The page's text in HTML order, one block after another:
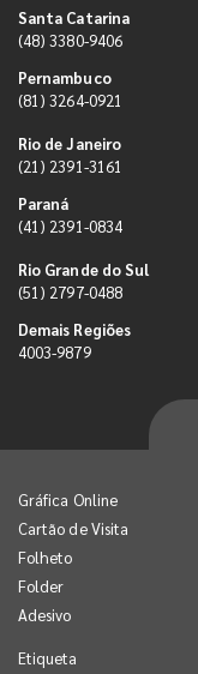
Santa Catarina
(48) 3380-9406
Pernambuco
(81) 3264-0921
Rio de Janeiro
(21) 2391-3161
Paraná
(41) 2391-0834
Rio Grande do Sul
(51) 2797-0488
Demais Regiões
4003-9879
Gráfica Online
Cartão de Visita
Folheto
Folder
Adesivo
Etiqueta